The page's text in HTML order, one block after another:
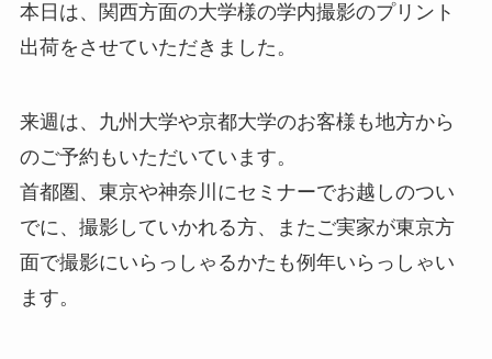
本日は、関西方面の大学様の学内撮影のプリント
出荷をさせていただきました。
来週は、九州大学や京都大学のお客様も地方から
のご予約もいただいています。
首都圏、東京や神奈川にセミナーでお越しのつい
でに、撮影していかれる方、またご実家が東京方
面で撮影にいらっしゃるかたも例年いらっしゃい
ます。